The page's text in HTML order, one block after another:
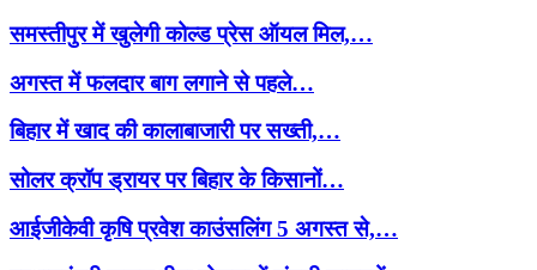
समस्तीपुर में खुलेगी कोल्ड प्रेस ऑयल मिल,…
अगस्त में फलदार बाग लगाने से पहले…
बिहार में खाद की कालाबाजारी पर सख्ती,…
सोलर क्रॉप ड्रायर पर बिहार के किसानों…
आईजीकेवी कृषि प्रवेश काउंसलिंग 5 अगस्त से,…